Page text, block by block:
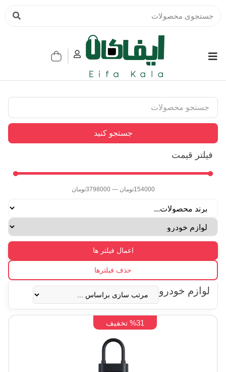
جستجو کنید
فیلتر قیمت
154000تومان —
3798000تومان
اعمال فیلتر ها
حذف فیلترها
لوازم خودرو
%31 تخفیف